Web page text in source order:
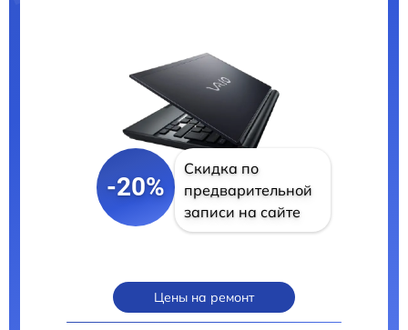
-20%
Скидка по
предварительной
записи на сайте
Цены на ремонт